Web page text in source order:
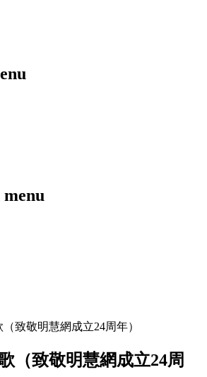
致敬明慧網成立24周年）
（致敬明慧網成立24周